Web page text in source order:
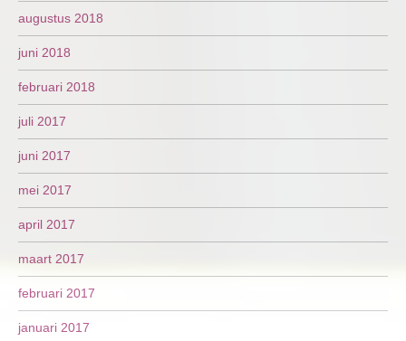
augustus 2018
juni 2018
februari 2018
juli 2017
juni 2017
mei 2017
april 2017
maart 2017
februari 2017
januari 2017